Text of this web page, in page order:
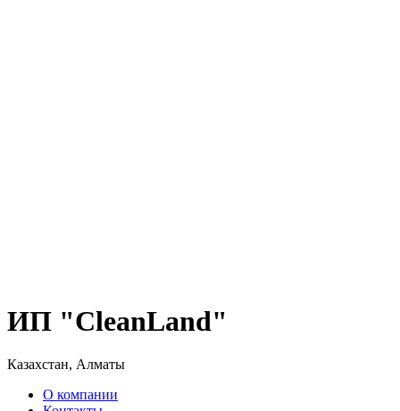
ИП "CleanLand"
Казахстан, Алматы
О компании